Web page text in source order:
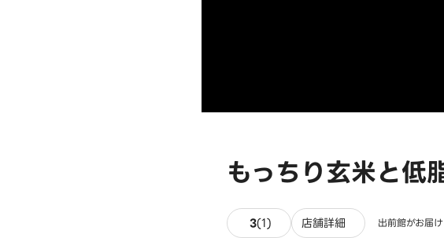
もっちり玄米と
3(1) 1件のレビュー
店舗詳細 出前館がお届け